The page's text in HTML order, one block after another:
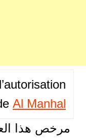
Al Manhal
مرخص هذا